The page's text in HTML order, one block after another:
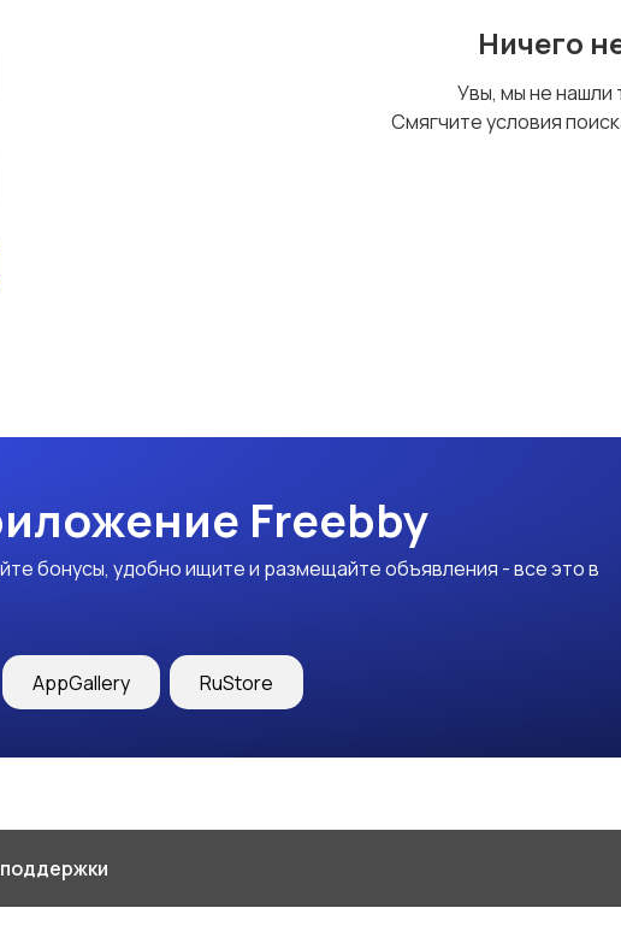
Ничего
Увы, мы не нашли
Смягчите условия
Freebby
бонусы, удобно ищите и размещайте объявления - все это в
AppGallery RuStore